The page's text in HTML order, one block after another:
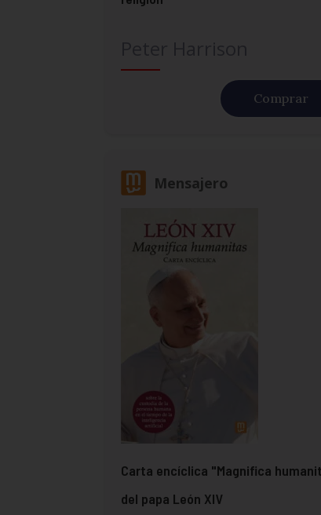
Comprar
Mensajero
Carta encíclica "Magnifica
del papa León XIV